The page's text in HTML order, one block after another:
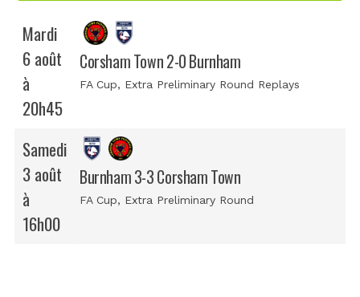
Mardi
6 août
à
20h45
Corsham Town 2-0 Burnham
FA Cup, Extra Preliminary Round Replays
Samedi
3 août
à
16h00
Burnham 3-3 Corsham Town
FA Cup, Extra Preliminary Round